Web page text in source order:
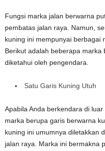
Fungsi marka jalan berwarna
pembatas jalan raya. Namun,
kuning ini mempunyai berbagai
Berikut adalah beberapa
diketahui oleh pengendara.
Satu Garis Kuning Utuh
Apabila Anda berkendara di
marka berupa garis berwarna
kuning ini umumnya diletakkan
jalan raya. Marka ini bermakna